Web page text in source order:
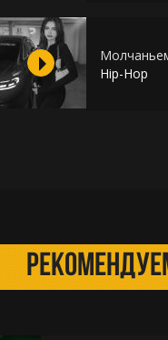
Hip-Hop